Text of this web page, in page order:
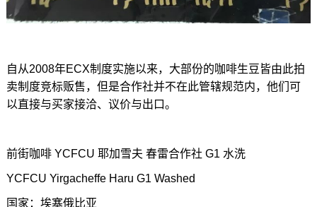
自从2008年ECX制度实施以来，大部份的咖啡生豆皆由此拍
卖制度竞标贩售，但是合作社并不在此管辖规范内，他们可
以直接与买家接洽、议价与出口。
前街咖啡 YCFCU 耶加雪夫 春雷合作社 G1 水洗
YCFCU Yirgacheffe Haru G1 Washed
国家：埃塞俄比亚